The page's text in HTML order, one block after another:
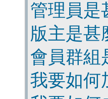
管理員是
版主是甚
會員群組
我要如何